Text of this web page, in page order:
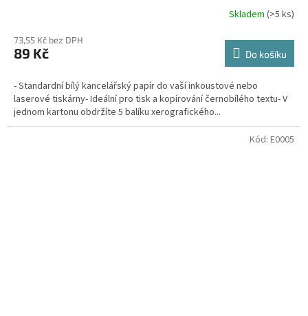
Skladem (>5 ks)
73,55 Kč bez DPH
89 Kč Do košíku
- Standardní bílý kancelářský papír do vaší inkoustové nebo
laserové tiskárny- Ideální pro tisk a kopírování černobílého textu- V
jednom kartonu obdržíte 5 balíku xerografického...
Kód: E0005